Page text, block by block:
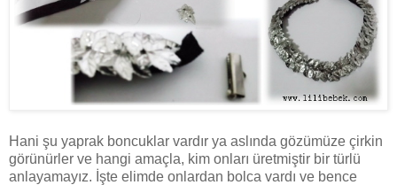
Hani şu yaprak boncuklar vardır ya aslında gözümüze çirkin
görünürler ve hangi amaçla, kim onları üretmiştir bir türlü
anlayamayız. İşte elimde onlardan bolca vardı ve bence